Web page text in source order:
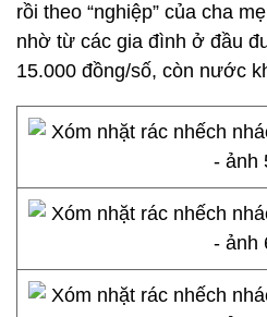
rồi theo “nghiệp” của cha
nhờ từ các gia đình ở đầu
15.000 đồng/số, còn nước